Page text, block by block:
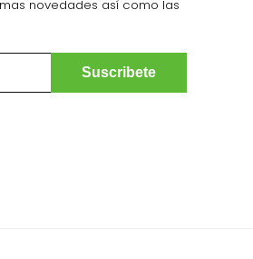
novedades así como las